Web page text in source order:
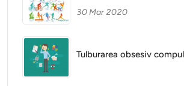
30 Mar 2020
Tulburarea obsesiv